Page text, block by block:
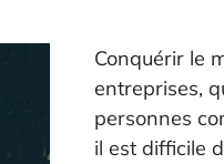
Conquérir le
entreprises,
personnes
il est difficile